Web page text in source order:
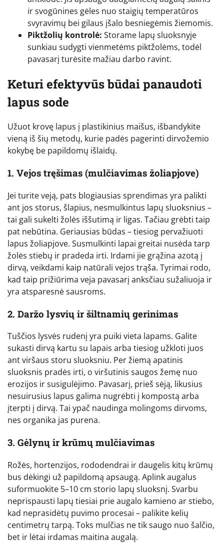
ir svogūnines gėles nuo staigių temperatūros
svyravimų bei gilaus įšalo besniegėmis žiemomis.
Piktžolių kontrolė: Storame lapų sluoksnyje
sunkiau sudygti vienmetėms piktžolėms, todėl
pavasarį turėsite mažiau darbo ravint.
Keturi efektyvūs būdai panaudoti
lapus sode
Užuot krovę lapus į plastikinius maišus, išbandykite
vieną iš šių metodų, kurie padės pagerinti dirvožemio
kokybę be papildomų išlaidų.
1. Vejos tręšimas (mulčiavimas žoliapjove)
Jei turite veją, pats blogiausias sprendimas yra palikti
ant jos storus, šlapius, nesmulkintus lapų sluoksnius –
tai gali sukelti žolės iššutimą ir ligas. Tačiau grėbti taip
pat nebūtina. Geriausias būdas – tiesiog pervažiuoti
lapus žoliapjove. Susmulkinti lapai greitai nusėda tarp
žolės stiebų ir pradeda irti. Irdami jie grąžina azotą į
dirvą, veikdami kaip natūrali vejos trąša. Tyrimai rodo,
kad taip prižiūrima veja pavasarį anksčiau sužaliuoja ir
yra atsparesnė sausroms.
2. Daržo lysvių ir šiltnamių gerinimas
Tuščios lysvės rudenį yra puiki vieta lapams. Galite
sukasti dirvą kartu su lapais arba tiesiog užkloti juos
ant viršaus storu sluoksniu. Per žiemą apatinis
sluoksnis pradės irti, o viršutinis saugos žemę nuo
erozijos ir susigulėjimo. Pavasarį, prieš sėją, likusius
nesuirusius lapus galima nugrėbti į kompostą arba
įterpti į dirvą. Tai ypač naudinga molingoms dirvoms,
nes organika jas purena.
3. Gėlynų ir krūmų mulčiavimas
Rožės, hortenzijos, rododendrai ir daugelis kitų krūmų
bus dėkingi už papildomą apsaugą. Aplink augalus
suformuokite 5–10 cm storio lapų sluoksnį. Svarbu
neprispausti lapų tiesiai prie augalo kamieno ar stiebo,
kad neprasidėtų puvimo procesai – palikite kelių
centimetrų tarpą. Toks mulčias ne tik saugo nuo šalčio,
bet ir lėtai irdamas maitina augalą.